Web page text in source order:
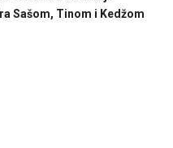
Sašom, Tinom i Kedžom